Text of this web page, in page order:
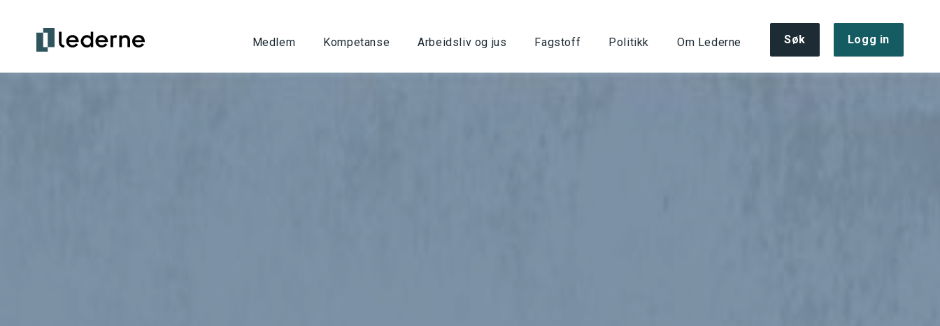
Medlem Kompetanse Arbeidsliv og jus Fagstoff Politikk Om Lederne Søk Logg in